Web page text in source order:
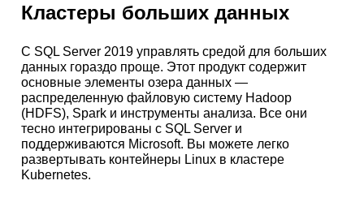
Кластеры больших данных
С SQL Server 2019 управлять средой для больших
данных гораздо проще. Этот продукт содержит
основные элементы озера данных —
распределенную файловую систему Hadoop
(HDFS), Spark и инструменты анализа. Все они
тесно интегрированы с SQL Server и
поддерживаются Microsoft. Вы можете легко
развертывать контейнеры Linux в кластере
Kubernetes.